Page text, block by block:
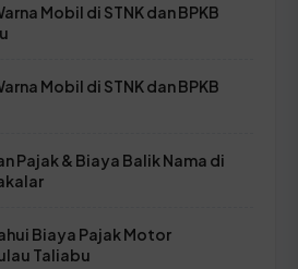
Mobil di STNK dan BPKB
Mobil di STNK dan BPKB
Pajak & Biaya Balik Nama di
Biaya Pajak Motor
Taliabu